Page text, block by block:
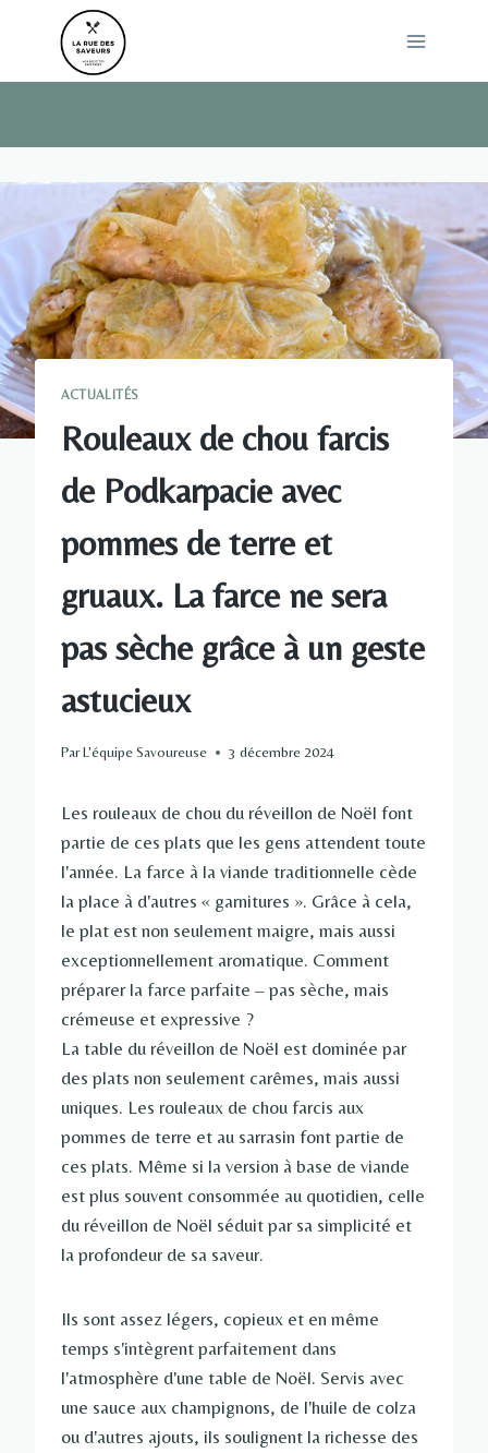
ACTUALITÉS
Rouleaux de chou farcis
de Podkarpacie avec
pommes de terre et
gruaux. La farce ne sera
pas sèche grâce à un geste
astucieux
ParL'équipe Savoureuse 3 décembre 2024
Les rouleaux de chou du réveillon de Noël font
partie de ces plats que les gens attendent toute
l'année. La farce à la viande traditionnelle cède
la place à d'autres « garnitures ». Grâce à cela,
le plat est non seulement maigre, mais aussi
exceptionnellement aromatique. Comment
préparer la farce parfaite – pas sèche, mais
crémeuse et expressive ?
La table du réveillon de Noël est dominée par
des plats non seulement carêmes, mais aussi
uniques. Les rouleaux de chou farcis aux
pommes de terre et au sarrasin font partie de
ces plats. Même si la version à base de viande
est plus souvent consommée au quotidien, celle
du réveillon de Noël séduit par sa simplicité et
la profondeur de sa saveur.
Ils sont assez légers, copieux et en même
temps s'intègrent parfaitement dans
l'atmosphère d'une table de Noël. Servis avec
une sauce aux champignons, de l'huile de colza
ou d'autres ajouts, ils soulignent la richesse des